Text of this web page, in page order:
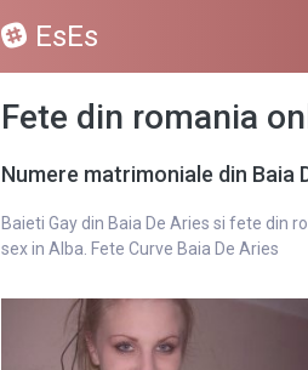
EsEs
Fete din romania
Numere matrimoniale din Baia
Baieti Gay din Baia De Aries si fete din
sex in Alba. Fete Curve Baia De Aries